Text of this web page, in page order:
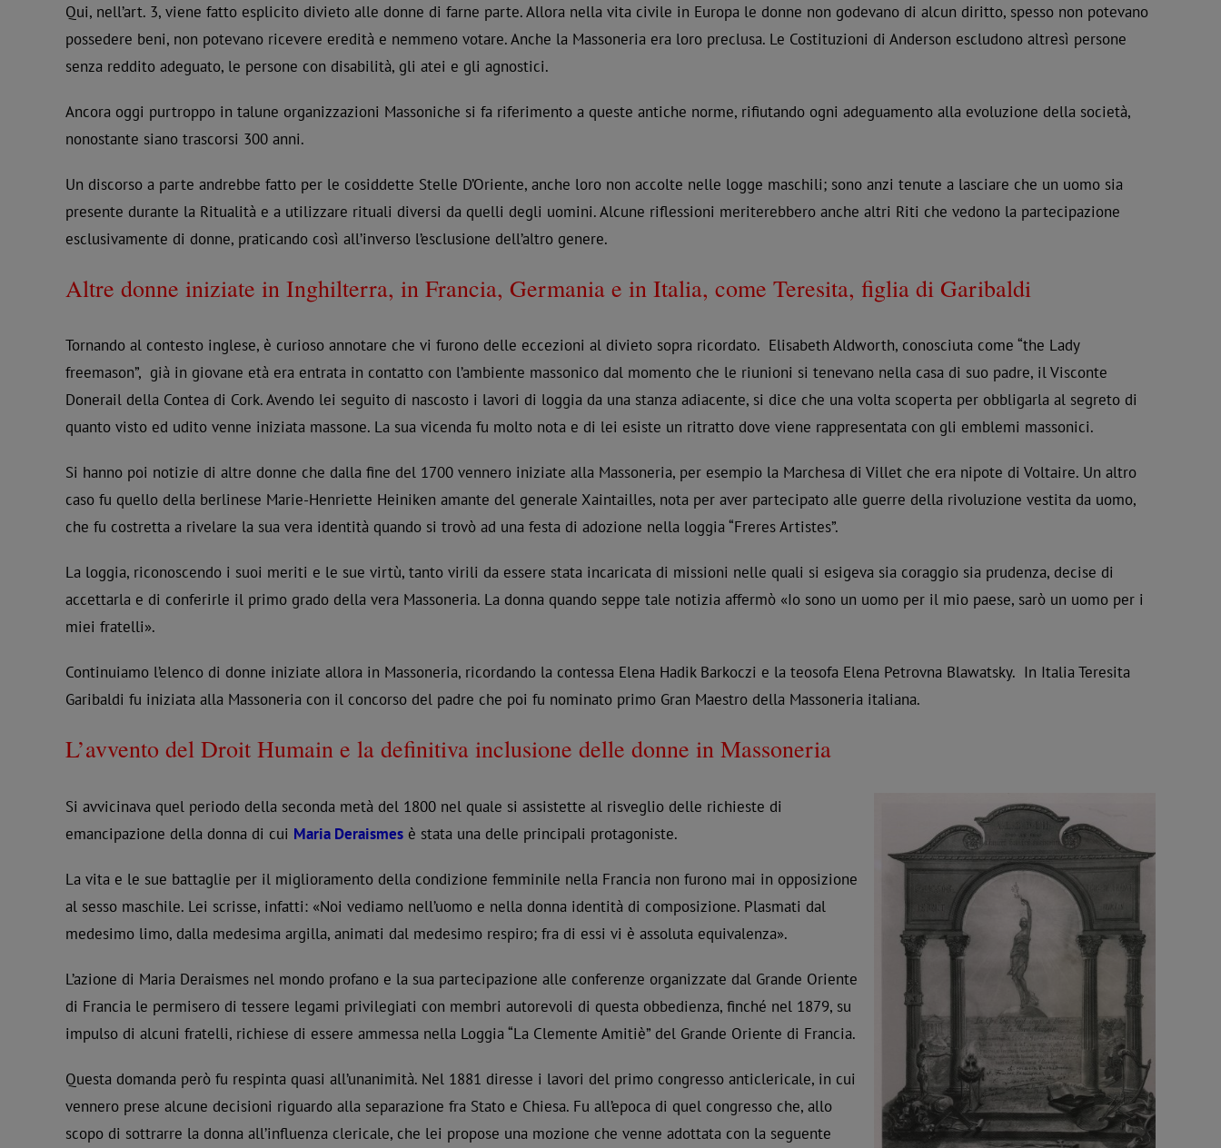
Qui, nell’art. 3, viene fatto esplicito divieto alle donne di farne parte. Allora nella vita civile in Europa le donne non godevano di alcun diritto, spesso non potevano
possedere beni, non potevano ricevere eredità e nemmeno votare. Anche la Massoneria era loro preclusa. Le Costituzioni di Anderson escludono altresì persone
senza reddito adeguato, le persone con disabilità, gli atei e gli agnostici.
Ancora oggi purtroppo in talune organizzazioni Massoniche si fa riferimento a queste antiche norme, rifiutando ogni adeguamento alla evoluzione della società,
nonostante siano trascorsi 300 anni.
Un discorso a parte andrebbe fatto per le cosiddette Stelle D’Oriente, anche loro non accolte nelle logge maschili; sono anzi tenute a lasciare che un uomo sia
presente durante la Ritualità e a utilizzare rituali diversi da quelli degli uomini. Alcune riflessioni meriterebbero anche altri Riti che vedono la partecipazione
esclusivamente di donne, praticando così all’inverso l’esclusione dell’altro genere.
Altre donne iniziate in Inghilterra, in Francia, Germania e in Italia, come Teresita, figlia di Garibaldi
Tornando al contesto inglese, è curioso annotare che vi furono delle eccezioni al divieto sopra ricordato. Elisabeth Aldworth, conosciuta come “the Lady
freemason”, già in giovane età era entrata in contatto con l’ambiente massonico dal momento che le riunioni si tenevano nella casa di suo padre, il Visconte
Donerail della Contea di Cork. Avendo lei seguito di nascosto i lavori di loggia da una stanza adiacente, si dice che una volta scoperta per obbligarla al segreto di
quanto visto ed udito venne iniziata massone. La sua vicenda fu molto nota e di lei esiste un ritratto dove viene rappresentata con gli emblemi massonici.
Si hanno poi notizie di altre donne che dalla fine del 1700 vennero iniziate alla Massoneria, per esempio la Marchesa di Villet che era nipote di Voltaire. Un altro
caso fu quello della berlinese Marie-Henriette Heiniken amante del generale Xaintailles, nota per aver partecipato alle guerre della rivoluzione vestita da uomo,
che fu costretta a rivelare la sua vera identità quando si trovò ad una festa di adozione nella loggia “Freres Artistes”.
La loggia, riconoscendo i suoi meriti e le sue virtù, tanto virili da essere stata incaricata di missioni nelle quali si esigeva sia coraggio sia prudenza, decise di
accettarla e di conferirle il primo grado della vera Massoneria. La donna quando seppe tale notizia affermò «Io sono un uomo per il mio paese, sarò un uomo per i
miei fratelli».
Continuiamo l’elenco di donne iniziate allora in Massoneria, ricordando la contessa Elena Hadik Barkoczi e la teosofa Elena Petrovna Blawatsky. In Italia Teresita
Garibaldi fu iniziata alla Massoneria con il concorso del padre che poi fu nominato primo Gran Maestro della Massoneria italiana.
L’avvento del Droit Humain e la definitiva inclusione delle donne in Massoneria
Si avvicinava quel periodo della seconda metà del 1800 nel quale si assistette al risveglio delle richieste di
emancipazione della donna di cui Maria Deraismes è stata una delle principali protagoniste.
La vita e le sue battaglie per il miglioramento della condizione femminile nella Francia non furono mai in opposizione
al sesso maschile. Lei scrisse, infatti: «Noi vediamo nell’uomo e nella donna identità di composizione. Plasmati dal
medesimo limo, dalla medesima argilla, animati dal medesimo respiro; fra di essi vi è assoluta equivalenza».
L’azione di Maria Deraismes nel mondo profano e la sua partecipazione alle conferenze organizzate dal Grande Oriente
di Francia le permisero di tessere legami privilegiati con membri autorevoli di questa obbedienza, finché nel 1879, su
impulso di alcuni fratelli, richiese di essere ammessa nella Loggia “La Clemente Amitiè” del Grande Oriente di Francia.
Questa domanda però fu respinta quasi all’unanimità. Nel 1881 diresse i lavori del primo congresso anticlericale, in cui
vennero prese alcune decisioni riguardo alla separazione fra Stato e Chiesa. Fu all’epoca di quel congresso che, allo
scopo di sottrarre la donna all’influenza clericale, che lei propose una mozione che venne adottata con la seguente